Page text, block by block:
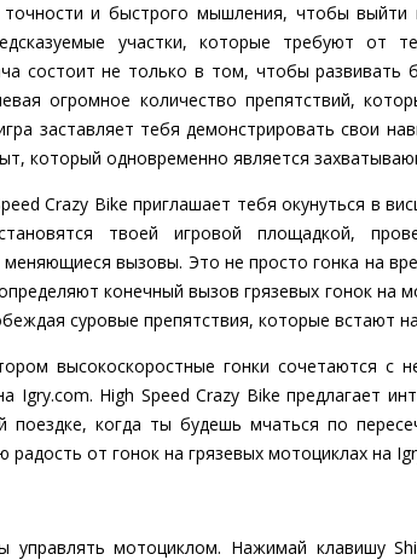
и быстрого мышления, чтобы выйти
участки, которые требуют от
состоит не только в том, чтобы развивать
огромное количество препятствий,
заставляет тебя демонстрировать свои
который одновременно является
Crazy Bike приглашает тебя окунуться в
твоей игровой площадкой,
вызовы. Это не просто гонка на
конечный вызов грязевых гонок на
суровые препятствия, которые встают
высокоскоростные гонки сочетаются с
Igry.com. High Speed Crazy Bike предлагает
когда ты будешь мчаться по
от гонок на грязевых мотоциклах на
управлять мотоциклом. Нажимай клавишу